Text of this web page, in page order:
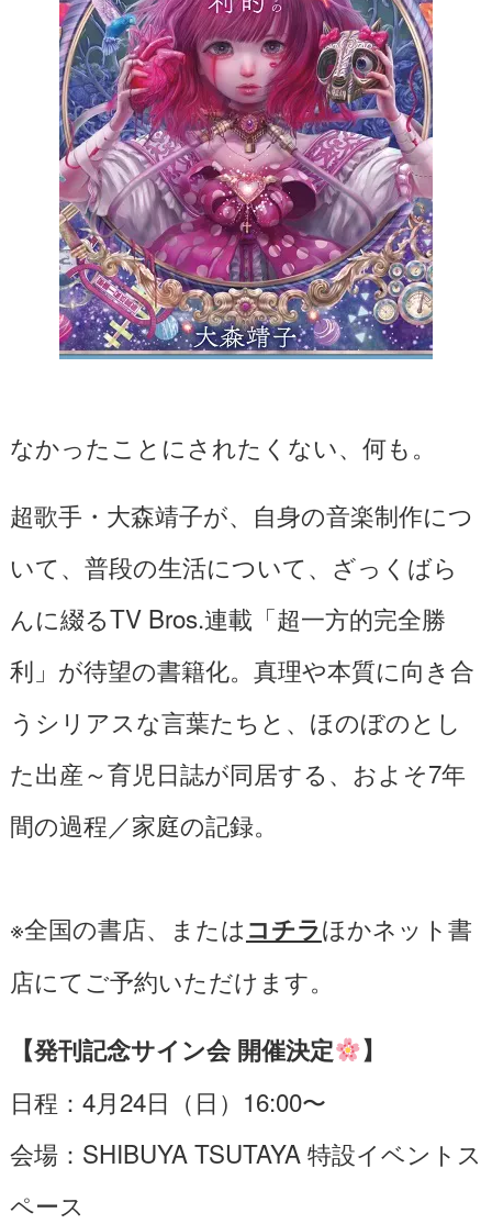
なかったことにされたくない、何も。
超歌手・大森靖子が、自身の音楽制作につ
いて、普段の生活について、ざっくばら
んに綴るTV Bros.連載「超一方的完全勝
利」が待望の書籍化。真理や本質に向き合
うシリアスな言葉たちと、ほのぼのとし
た出産～育児日誌が同居する、およそ7年
間の過程／家庭の記録。
※全国の書店、またはコチラほかネット書
店にてご予約いただけます。
【発刊記念サイン会 開催決定
】
⽇程：4⽉24⽇（⽇）16:00〜
会場：SHIBUYA TSUTAYA 特設イベントス
ペース